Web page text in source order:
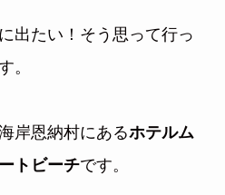
出たい！そう思って行っ
。
岸恩納村にあるホテルム
トビーチです。